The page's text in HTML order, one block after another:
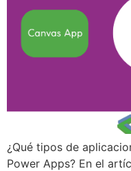
¿Qué tipos de
Power Apps? En el